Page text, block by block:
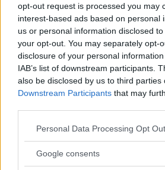
opt-out request is processed you may
interest-based ads based on personal
us or personal information disclosed
your opt-out. You may separately opt-
disclosure of your personal
IAB’s list of downstream participants.
also be disclosed by us to third parties
Downstream Participants that may
Please note that this website/app uses
not limited to your visit or usage
Personal Data Processing Opt
Google consents
Läs Frias
Syreär Sveriges enda gröna
finns både digitalt och i tryck.
deras plats är tillräcklig.
– Vi kommer självklart att hjälpa
utförare. Om ett företag lägger
plats hos kommunen. Det finns
inom hemtjänsten.